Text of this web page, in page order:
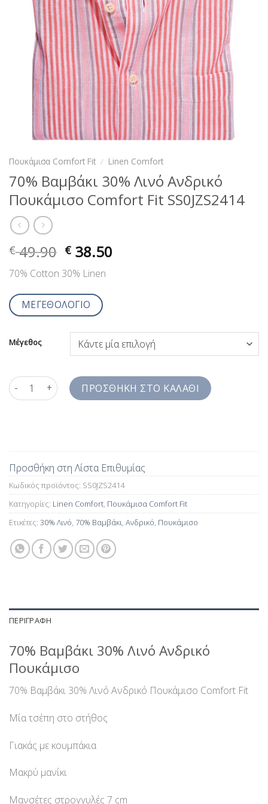
Πουκάμισα Comfort Fit / Linen Comfort
70% Βαμβάκι 30% Λινό Ανδρικό
Πουκάμισο Comfort Fit SS0JZS2414
€49.90 € 38.50
70% Cotton 30% Linen
ΜΕΓΕΘΟΛΟΓΙΟ
Μέγεθος
70% Βαμβάκι 30% Λινό Ανδρικό Πουκάμισο Comfort Fit
ΠΡΟΣΘΉΚΗ ΣΤΟ ΚΑΛΆΘΙ
Προσθήκη στη Λίστα Επιθυμίας
Κωδικός προϊόντος: SS0JZS2414
Κατηγορίες: Linen Comfort, Πουκάμισα Comfort Fit
Ετικέτες: 30% Λινό, 70% Βαμβάκι, Ανδρικό, Πουκάμισο
ΠΕΡΙΓΡΑΦΉ
70% Βαμβάκι 30% Λινό Ανδρικό
Πουκάμισο
70% Βαμβάκι 30% Λινό Ανδρικό Πουκάμισο Comfort Fit
Μία τσέπη στο στήθος
Γιακάς με κουμπάκια
Μακρύ μανίκι
Μανσέτες στρογγυλές 7 cm